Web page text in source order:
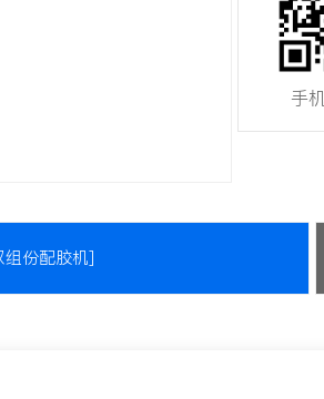
手
组份配胶机]